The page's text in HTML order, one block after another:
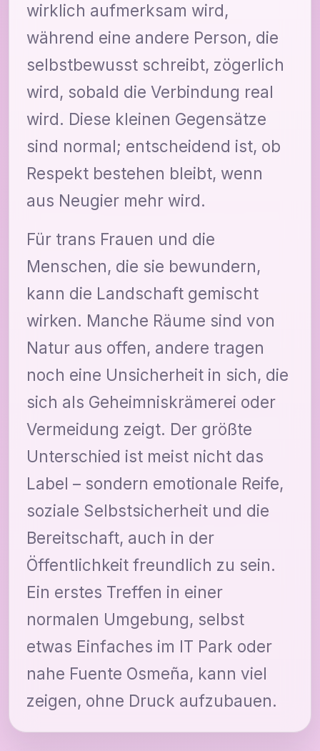
wirklich aufmerksam wird,
während eine andere Person, die
selbstbewusst schreibt, zögerlich
wird, sobald die Verbindung real
wird. Diese kleinen Gegensätze
sind normal; entscheidend ist, ob
Respekt bestehen bleibt, wenn
aus Neugier mehr wird.
Für trans Frauen und die
Menschen, die sie bewundern,
kann die Landschaft gemischt
wirken. Manche Räume sind von
Natur aus offen, andere tragen
noch eine Unsicherheit in sich, die
sich als Geheimniskrämerei oder
Vermeidung zeigt. Der größte
Unterschied ist meist nicht das
Label – sondern emotionale Reife,
soziale Selbstsicherheit und die
Bereitschaft, auch in der
Öffentlichkeit freundlich zu sein.
Ein erstes Treffen in einer
normalen Umgebung, selbst
etwas Einfaches im IT Park oder
nahe Fuente Osmeña, kann viel
zeigen, ohne Druck aufzubauen.